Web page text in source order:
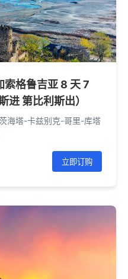
索格鲁吉亚 8 天 7
进 第比利斯出）
海塔-卡兹别克-哥里-库塔
立即订购